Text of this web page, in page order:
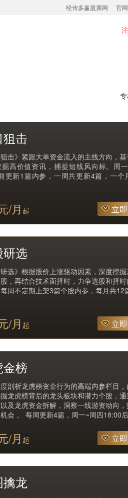
经传多赢股票网 官网
狙击
狙击》紧跟大单资金流入的主线方向，
高价值资讯，捕捉短线风向标。周
更新1篇内参，一周共更新4篇，一个
/月 起 立
研选
研选》根据股价上涨驱动因素，深度挖
，再结合技术面择时，力争选股和择
周不定期上架3篇个股内参，每月共12
/月 起 立
榜
剖析龙虎榜资金行为的高端内参栏目
龙虎榜背后的龙头板块和潜力个股，
及龙虎资金拆解，洞察一线游资动向
会 。 每周更新4篇，周一~周四18:00
/月 起 立
擒龙